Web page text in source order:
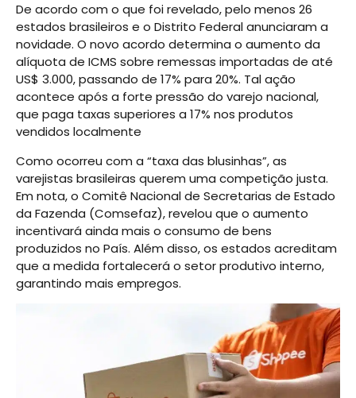
De acordo com o que foi revelado, pelo menos 26
estados brasileiros e o Distrito Federal anunciaram a
novidade. O novo acordo determina o aumento da
alíquota de ICMS sobre remessas importadas de até
US$ 3.000, passando de 17% para 20%. Tal ação
acontece após a forte pressão do varejo nacional,
que paga taxas superiores a 17% nos produtos
vendidos localmente
Como ocorreu com a “taxa das blusinhas”, as
varejistas brasileiras querem uma competição justa.
Em nota, o Comitê Nacional de Secretarias de Estado
da Fazenda (Comsefaz), revelou que o aumento
incentivará ainda mais o consumo de bens
produzidos no País. Além disso, os estados acreditam
que a medida fortalecerá o setor produtivo interno,
garantindo mais empregos.